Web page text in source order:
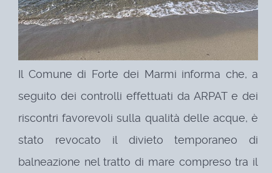
Il Comune di Forte dei Marmi informa che, a
seguito dei controlli effettuati da ARPAT e dei
riscontri favorevoli sulla qualità delle acque, è
stato revocato il divieto temporaneo di
balneazione nel tratto di mare compreso tra il